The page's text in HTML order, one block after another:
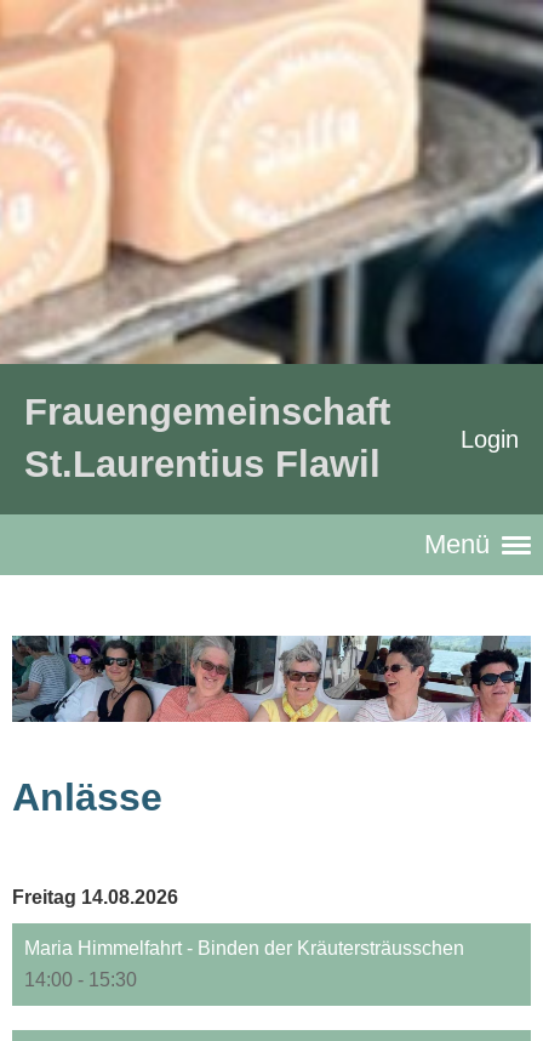
Frauengemeinschaft
St.Laurentius Flawil
Login
Menü
Anlässe
Freitag 14.08.2026
Maria Himmelfahrt - Binden der Kräutersträusschen
14:00 - 15:30